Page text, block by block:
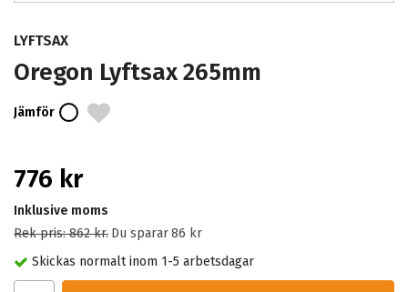
LYFTSAX
Oregon Lyftsax 265mm
Jämför
776 kr
Inklusive moms
Rek pris:862 kr. Du sparar86 kr
Skickas normalt inom 1-5 arbetsdagar